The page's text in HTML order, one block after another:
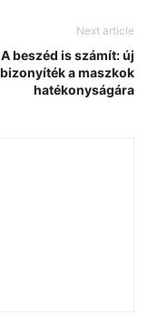
Next article
A beszéd is számít: új
bizonyíték a maszkok
hatékonyságára